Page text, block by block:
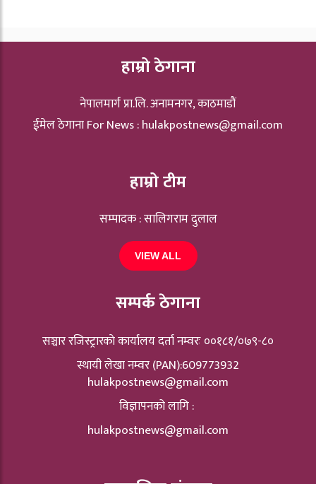
हाम्रो ठेगाना
नेपालमार्ग प्रा.लि. अनामनगर, काठमाडौं
ईमेल ठेगाना For News :hulakpostnews@gmail.com
हाम्रो टीम
सम्पादक : सालिगराम दुलाल
VIEW ALL
सम्पर्क ठेगाना
सञ्चार रजिस्ट्रारकाे कार्यालय दर्ता नम्वरः ००१८१/०७९-८०
स्थायी लेखा नम्वर (PAN):609773932
hulakpostnews@gmail.com
विज्ञापनको लागि :
hulakpostnews@gmail.com